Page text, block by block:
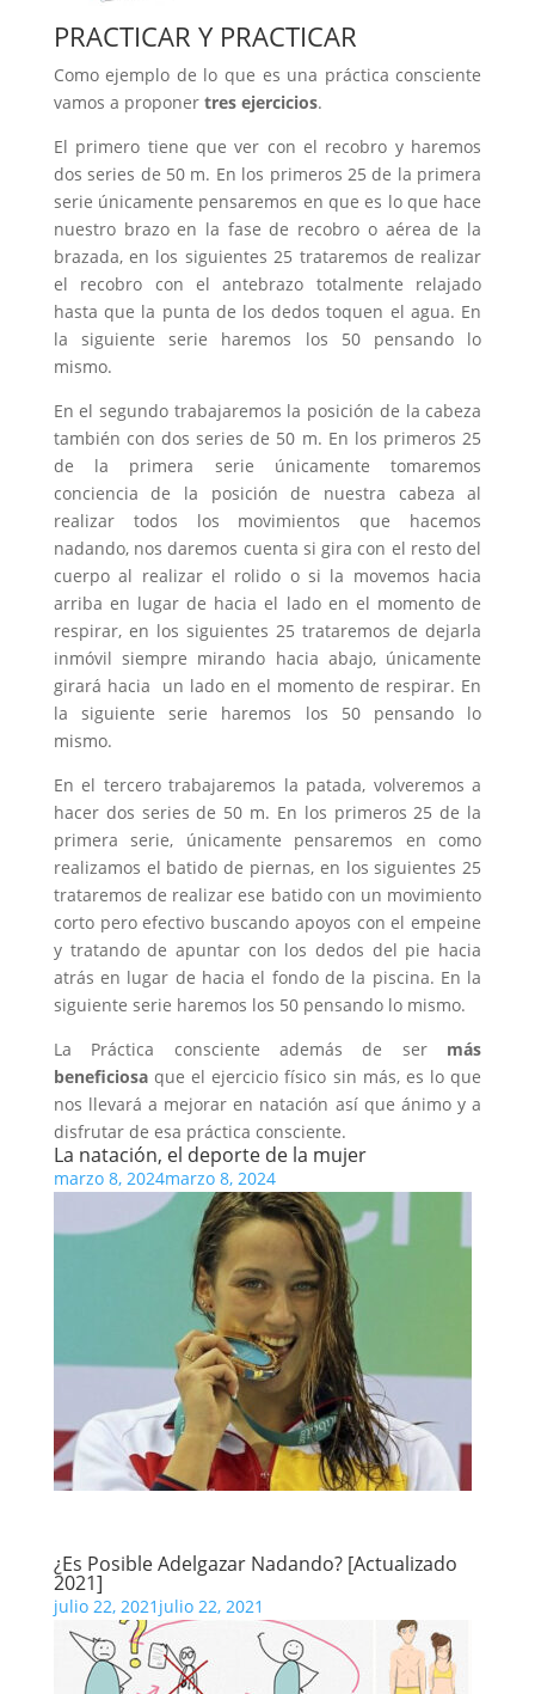
PRACTICAR Y PRACTICAR
Como ejemplo de lo que es una práctica consciente
vamos a proponer tres ejercicios.
El primero tiene que ver con el recobro y haremos
dos series de 50 m. En los primeros 25 de la primera
serie únicamente pensaremos en que es lo que hace
nuestro brazo en la fase de recobro o aérea de la
brazada, en los siguientes 25 trataremos de realizar
el recobro con el antebrazo totalmente relajado
hasta que la punta de los dedos toquen el agua. En
la siguiente serie haremos los 50 pensando lo
mismo.
En el segundo trabajaremos la posición de la cabeza
también con dos series de 50 m. En los primeros 25
de la primera serie únicamente tomaremos
conciencia de la posición de nuestra cabeza al
realizar todos los movimientos que hacemos
nadando, nos daremos cuenta si gira con el resto del
cuerpo al realizar el rolido o si la movemos hacia
arriba en lugar de hacia el lado en el momento de
respirar, en los siguientes 25 trataremos de dejarla
inmóvil siempre mirando hacia abajo, únicamente
girará hacia un lado en el momento de respirar. En
la siguiente serie haremos los 50 pensando lo
mismo.
En el tercero trabajaremos la patada, volveremos a
hacer dos series de 50 m. En los primeros 25 de la
primera serie, únicamente pensaremos en como
realizamos el batido de piernas, en los siguientes 25
trataremos de realizar ese batido con un movimiento
corto pero efectivo buscando apoyos con el empeine
y tratando de apuntar con los dedos del pie hacia
atrás en lugar de hacia el fondo de la piscina. En la
siguiente serie haremos los 50 pensando lo mismo.
La Práctica consciente además de ser más
beneficiosaque el ejercicio físico sin más, es lo que
nos llevará a mejorar en natación así que ánimo y a
disfrutar de esa práctica consciente.
La natación, el deporte de la mujer
marzo 8, 2024marzo 8, 2024
¿Es Posible Adelgazar Nadando? [Actualizado
2021]
julio 22, 2021 julio 22, 2021